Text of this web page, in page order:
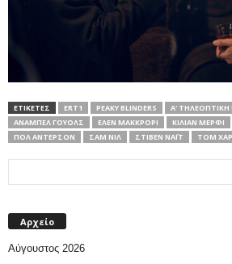
ΕΤΙΚΕΤΕΣ ERT1 PEAKY BLINDERS
Α'
ΆΝΑΜΠΕΛ ΓΟΥΌΛΣ
ΈΛΕΝ ΜΑΚΚΡΌΡΙ ΚΊΛΙΑΝ ΜΈΡΦΙ
ΠΟΛ ΆΝΤΕΡΣΟΝ
ΣΑΜ ΝΙΛ ΣΤΊΒΕΝ ΝΆΙΤ ΤΟΜ
Αρχείο
Αύγουστος 2026